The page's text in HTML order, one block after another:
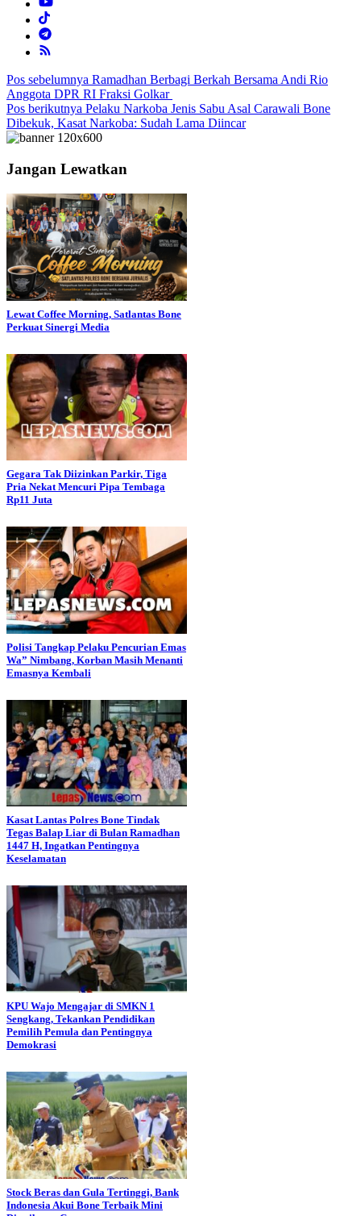
Navigasi
pos
Pos sebelumnya Ramadhan Berbagi Berkah Bersama Andi Rio
Anggota DPR RI Fraksi Golkar
Pos berikutnya Pelaku Narkoba Jenis Sabu Asal Carawali Bone
Dibekuk, Kasat Narkoba: Sudah Lama Diincar
Jangan Lewatkan
Lewat Coffee Morning, Satlantas Bone
Perkuat Sinergi Media
Gegara Tak Diizinkan Parkir, Tiga
Pria Nekat Mencuri Pipa Tembaga
Rp11 Juta
Polisi Tangkap Pelaku Pencurian Emas
Wa” Nimbang, Korban Masih Menanti
Emasnya Kembali
Kasat Lantas Polres Bone Tindak
Tegas Balap Liar di Bulan Ramadhan
1447 H, Ingatkan Pentingnya
Keselamatan
KPU Wajo Mengajar di SMKN 1
Sengkang, Tekankan Pendidikan
Pemilih Pemula dan Pentingnya
Demokrasi
Stock Beras dan Gula Tertinggi, Bank
Indonesia Akui Bone Terbaik Mini